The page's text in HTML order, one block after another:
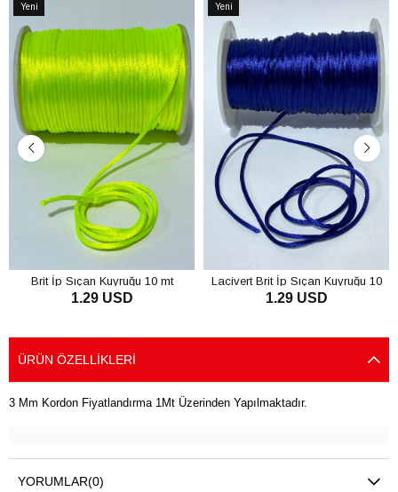
Yeni
Ürün
Brit İp Sıçan Kuyruğu 10 mt
1.29 USD
Yeni
Ürün
Lacivert Brit İp Sıçan Kuyruğu 10
mt
1.29 USD
ÜRÜN ÖZELLIKLERI
3 Mm Kordon Fiyatlandırma 1Mt Üzerinden Yapılmaktadır.
YORUMLAR(0)